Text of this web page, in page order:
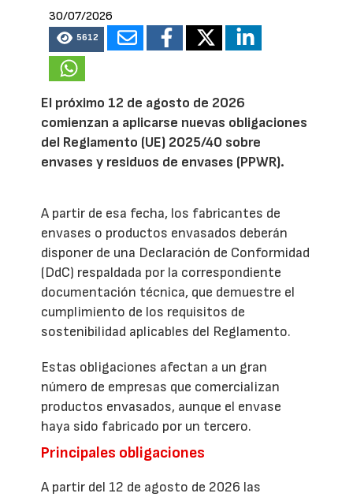
30/07/2026
5612
El próximo 12 de agosto de 2026
comienzan a aplicarse nuevas obligaciones
del Reglamento (UE) 2025/40 sobre
envases y residuos de envases (PPWR).
A partir de esa fecha, los fabricantes de
envases o productos envasados deberán
disponer de una Declaración de Conformidad
(DdC) respaldada por la correspondiente
documentación técnica, que demuestre el
cumplimiento de los requisitos de
sostenibilidad aplicables del Reglamento.
Estas obligaciones afectan a un gran
número de empresas que comercializan
productos envasados, aunque el envase
haya sido fabricado por un tercero.
Principales obligaciones
A partir del 12 de agosto de 2026 las